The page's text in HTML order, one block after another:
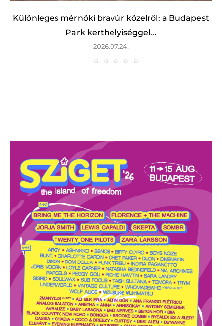
Különleges mérnöki bravúr közelről: a Budapest
Park kerthelyiséggel...
2026.07.24.